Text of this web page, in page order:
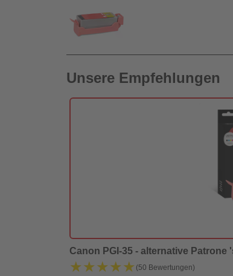
Unsere Empfehlungen
Canon PGI-35 - alternative
★★★★★
★★★★★ (50 Bewertungen)